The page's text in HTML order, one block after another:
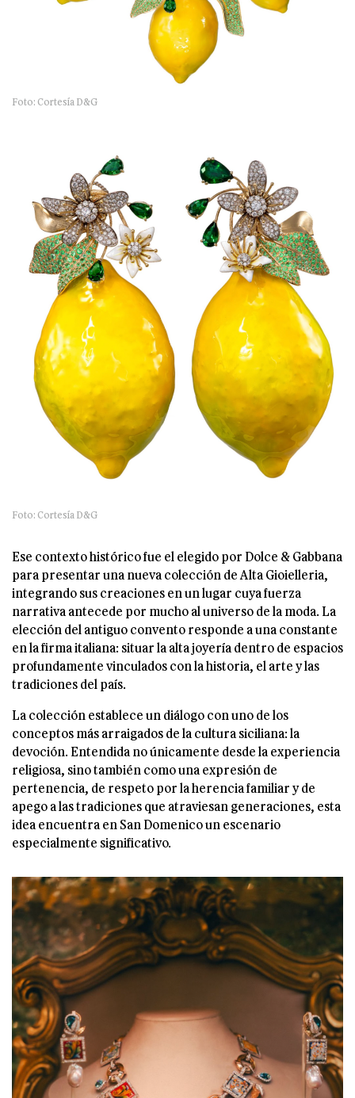
Foto: Cortesía D&G
Foto: Cortesía D&G
Ese contexto histórico fue el elegido por Dolce & Gabbana
para presentar una nueva colección de Alta Gioielleria,
integrando sus creaciones en un lugar cuya fuerza
narrativa antecede por mucho al universo de la moda. La
elección del antiguo convento responde a una constante
en la firma italiana: situar la alta joyería dentro de espacios
profundamente vinculados con la historia, el arte y las
tradiciones del país.
La colección establece un diálogo con uno de los
conceptos más arraigados de la cultura siciliana: la
devoción. Entendida no únicamente desde la experiencia
religiosa, sino también como una expresión de
pertenencia, de respeto por la herencia familiar y de
apego a las tradiciones que atraviesan generaciones, esta
idea encuentra en San Domenico un escenario
especialmente significativo.